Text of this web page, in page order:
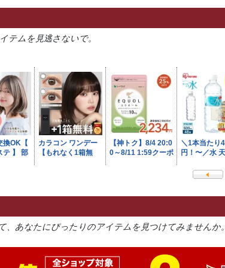
テムを見逃さないで。
、あなたにぴったりのアイテムを見つけてみませんか。